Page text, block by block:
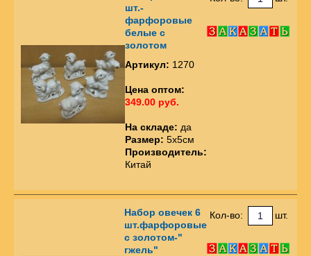
шт.-
фарфоровые
белые с
золотом
Артикул: 1270
Цена оптом:
349.00 руб.
На складе: да
Размер: 5х5см
Производитель:
Китай
Набор овечек 6
шт.фарфоровые
с золотом-"
гжель"
Кол-во: шт.